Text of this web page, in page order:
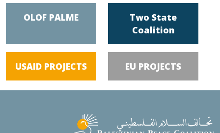
Two State
Coalition
OLOF PALME
EU PROJECTS
USAID PROJECTS